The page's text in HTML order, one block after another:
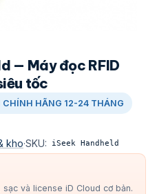
— Máy đọc RFID
tốc
CHÍNH HÃNG 12-24 THÁNG
kho·SKU: iSeek Handheld
và license iD Cloud cơ bản.